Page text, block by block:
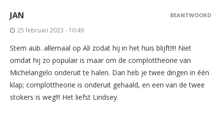
JAN
25 februari 2023 - 10:49
Stem aub. allemaal op Ali zodat hij in het huis blijft!!!! Niet
omdat hij zo populair is maar om de complottheorie van
Michelangelo onderuit te halen. Dan heb je twee dingen in één
klap; complottheorie is onderuit gehaald, en een van de twee
stokers is weg!!! Het liefst Lindsey.
BEANTWOORD